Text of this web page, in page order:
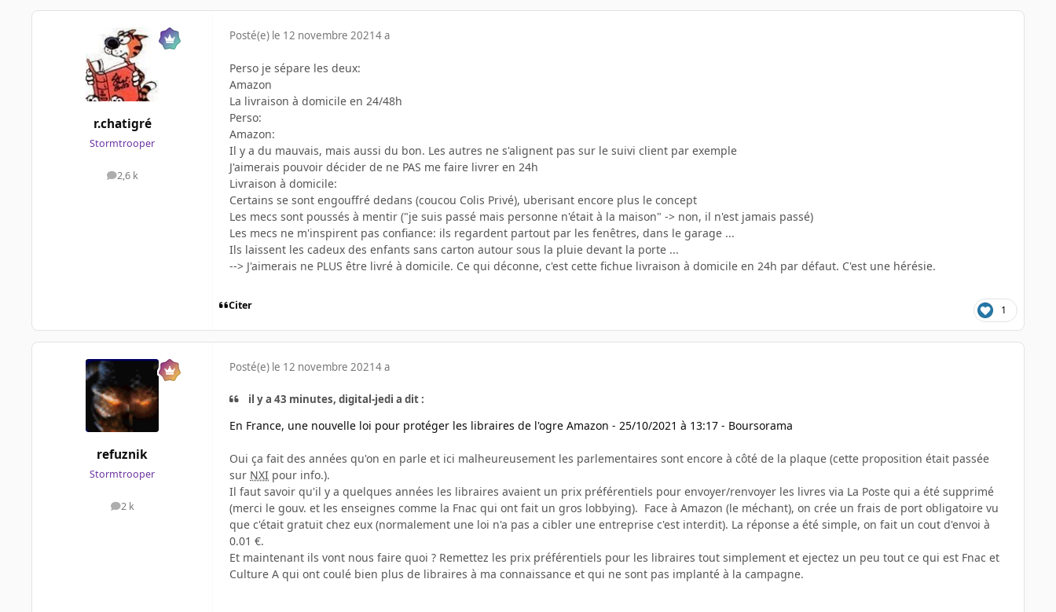
r.chatigré
Stormtrooper
2,6 k
messages
Posté(e) le 12 novembre 20214 a
Perso je sépare les deux:
Amazon
La livraison à domicile en 24/48h
Perso:
Amazon:
Il y a du mauvais, mais aussi du bon. Les autres ne s'alignent pas sur le suivi client par exemple
J'aimerais pouvoir décider de ne PAS me faire livrer en 24h
Livraison à domicile:
Certains se sont engouffré dedans (coucou Colis Privé), uberisant encore plus le concept
Les mecs sont poussés à mentir ("je suis passé mais personne n'était à la maison" -> non, il n'est jamais passé)
Les mecs ne m'inspirent pas confiance: ils regardent partout par les fenêtres, dans le garage ...
Ils laissent les cadeux des enfants sans carton autour sous la pluie devant la porte ...
--> J'aimerais ne PLUS être livré à domicile. Ce qui déconne, c'est cette fichue livraison à domicile en 24h par défaut. C'est une hérésie.
Citer 1
refuznik
Stormtrooper
2 k
messages
Posté(e) le 12 novembre 20214 a
il y a 43 minutes, digital-jedi a dit :
En France, une nouvelle loi pour protéger les libraires de l'ogre Amazon - 25/10/2021 à 13:17 - Boursorama
Oui ça fait des années qu'on en parle et ici malheureusement les parlementaires sont encore à côté de la plaque (cette proposition était passée
sur NXI pour info.).
Il faut savoir qu'il y a quelques années les libraires avaient un prix préférentiels pour envoyer/renvoyer les livres via La Poste qui a été supprimé
(merci le gouv. et les enseignes comme la Fnac qui ont fait un gros lobbying). Face à Amazon (le méchant), on crée un frais de port obligatoire vu
que c'était gratuit chez eux (normalement une loi n'a pas a cibler une entreprise c'est interdit). La réponse a été simple, on fait un cout d'envoi à
0.01 €.
Et maintenant ils vont nous faire quoi ? Remettez les prix préférentiels pour les libraires tout simplement et ejectez un peu tout ce qui est Fnac et
Culture A qui ont coulé bien plus de libraires à ma connaissance et qui ne sont pas implanté à la campagne.